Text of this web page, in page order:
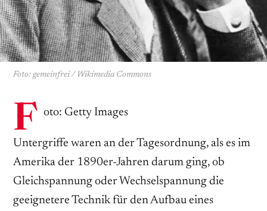
Foto: gemeinfrei / Wikimedia Commons
F oto: Getty Images
Untergriffe waren an der Tagesordnung, als es im
Amerika der 1890er-Jahren darum ging, ob
Gleichspannung oder Wechselspannung die
geeignetere Technik für den Aufbau eines